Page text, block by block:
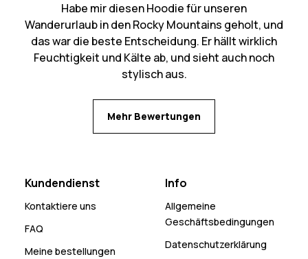
Habe mir diesen Hoodie für unseren
Wanderurlaub in den Rocky Mountains geholt, und
das war die beste Entscheidung. Er hällt wirklich
Feuchtigkeit und Kälte ab, und sieht auch noch
stylisch aus.
Mehr Bewertungen
Kundendienst
Kontaktiere uns
FAQ
Meine bestellungen
Info
Allgemeine
Geschäftsbedingungen
Datenschutzerklärung